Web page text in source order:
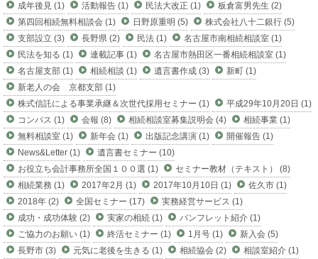
成年後見 (1)
活動報告 (1) 民法大改正 (1)
板倉富男先生 (2)
第四回相続無料相談会 (1)
日野原重明 (5)
株式会社八十二銀行 (5)
支部設立 (3)
長野県 (2) 民法 (1)
名古屋市南相続相談室 (1)
民法を知る (1)
連載記事 (1)
名古屋市熱田区一番相続相談室 (1)
名古屋支部 (1)
相続相談 (1) 遺言書作成 (3)
新町 (1)
新老人の会 京都支部 (1)
株式信託による事業承継＆次世代採用セミナー (1)
平成29年10月20日 (1)
コンパス (1)
会報 (8) 相続相談室募集説明会 (4)
相続事業 (1)
無料相談室 (1)
新年会 (1) 出版記念講演 (1)
開催報告 (1)
News&Letter (1)
遺言書セミナー (10)
お役立ち会計事務所全国１００選 (1)
セミナー教材（テキスト） (8)
相続業務 (1)
2017年2月 (1) 2017年10月10日 (1)
佐久市 (1)
2018年 (2)
全国セミナー (17)
実務経営サービス (1)
成功・成功体験 (2)
実家の相続 (1)
パンフレット紹介 (1)
ご協力のお願い (1)
終活セミナー (1) 1月号 (1)
新入会 (5)
長野市 (3)
元気に老後を生きる (1) 相続協会 (2)
相談室紹介 (1)